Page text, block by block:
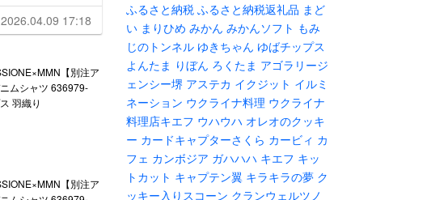
2026.04.09 17:18
【別注ア
ムシャツ 636979-
羽織り
【別注ア
ふるさと納税 ふるさと納税返礼品 まど
い まりひめ みかん みかんソフト もみ
じのトンネル ゆきちゃん ゆばチップス
よんたま りぼん ろくたま アゴラリージ
ェンシー堺 アステカ イクジット イルミ
ネーション ウクライナ料理 ウクライナ
料理店キエフ ウハウハ オレオのクッキ
ー カードキャプターさくら カービィ カ
フェ カンボジア ガハハハ キエフ キッ
トカット キャプテン翼 キラキラの夢 ク
ッキー入りスコーン クランウェルツノ